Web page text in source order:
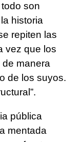
son
historia
repiten las
vez que los
de manera
de los suyos.
pública
mentada